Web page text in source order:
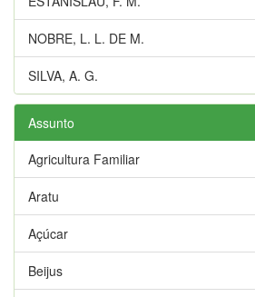
NOBRE, L. L. DE M.
SILVA, A. G.
Assunto
Agricultura Familiar
Aratu
Açúcar
Beijus